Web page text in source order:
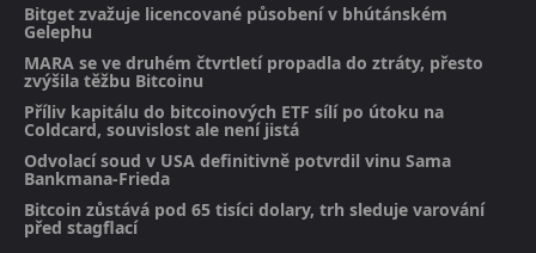
Bitget zvažuje licencované působení v bhútánském
Gelephu
MARA se ve druhém čtvrtletí propadla do ztráty, přesto
zvýšila těžbu Bitcoinu
Příliv kapitálu do bitcoinových ETF sílí po útoku na
Coldcard, souvislost ale není jistá
Odvolací soud v USA definitivně potvrdil vinu Sama
Bankmana-Frieda
Bitcoin zůstává pod 65 tisíci dolary, trh sleduje varování
před stagflací